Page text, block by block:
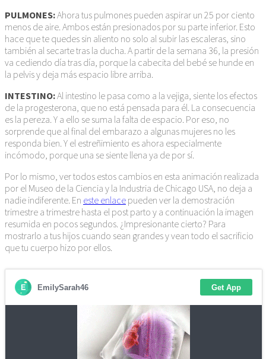
PULMONES:Ahora tus pulmones pueden aspirar un 25 por ciento
menos de aire. Ambos están presionados por su parte inferior. Esto
hace que te quedes sin aliento no solo al subir las escaleras, sino
también al secarte tras la ducha. A partir de la semana 36, la presión
va cediendo día tras día, porque la cabecita del bebé se hunde en
la pelvis y deja más espacio libre arriba.
INTESTINO:Al intestino le pasa como a la vejiga, siente los efectos
de la progesterona, que no está pensada para él. La consecuencia
es la pereza. Y a ello se suma la falta de espacio. Por eso, no
sorprende que al final del embarazo a algunas mujeres no les
responda bien. Y el estreñimiento es ahora especialmente
incómodo, porque una se siente llena ya de por sí.
Por lo mismo, ver todos estos cambios en esta animación realizada
por el Museo de la Ciencia y la Industria de Chicago USA, no deja a
nadie indiferente. En este enlace pueden ver la demostración
trimestre a trimestre hasta el post parto y a continuación la imagen
resumida en pocos segundos. ¿Impresionante cierto? Para
mostrarlo a tus hijos cuando sean grandes y vean todo el sacrificio
que tu cuerpo hizo por ellos.